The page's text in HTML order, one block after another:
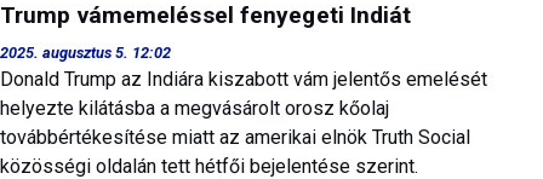
Trump vámemeléssel fenyegeti Indiát
2025. augusztus 5. 12:02
Donald Trump az Indiára kiszabott vám jelentős emelését
helyezte kilátásba a megvásárolt orosz kőolaj
továbbértékesítése miatt az amerikai elnök Truth Social
közösségi oldalán tett hétfői bejelentése szerint.